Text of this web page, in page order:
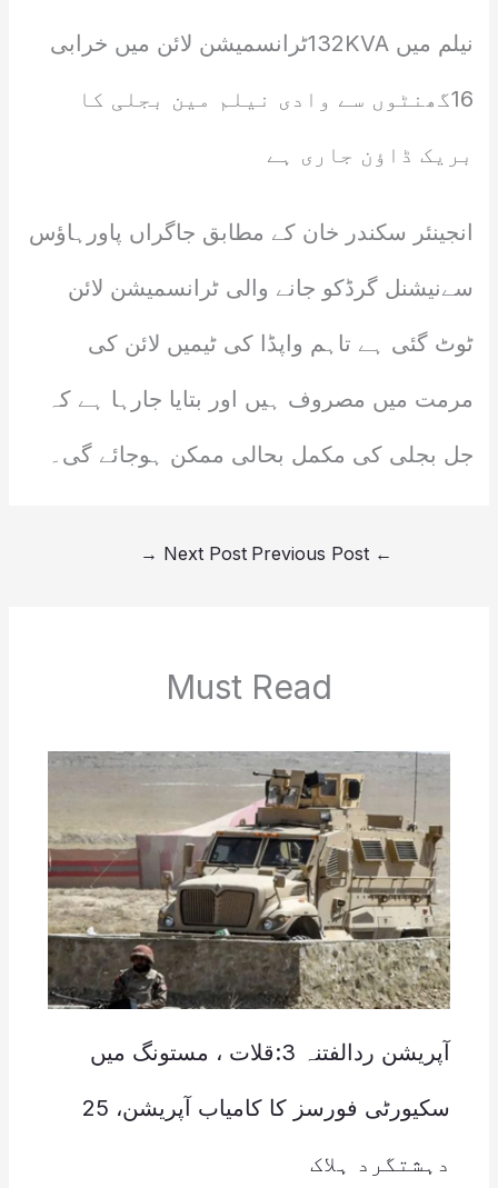
نیلم میں 132KVAٹرانسمیشن لائن میں خرابی
16گھنٹوں سے وادی نیلم مین بجلی کا
بریک ڈاؤن جاری ہے
انجینئر سکندر خان کے مطابق جاگراں پاورہاؤس
سےنیشنل گرڈکو جانے والی ٹرانسمیشن لائن
ٹوٹ گئی ہے تاہم واپڈا کی ٹیمیں لائن کی
مرمت میں مصروف ہیں اور بتایا جارہا ہے کہ
جل بجلی کی مکمل بحالی ممکن ہوجائے گی۔
←
Next Post
→
Must Read
آپریشن ردالفتنہ 3:قلات ، مستونگ میں
سکیورٹی فورسز کا کامیاب آپریشن، 25
دہشتگرد ہلاک